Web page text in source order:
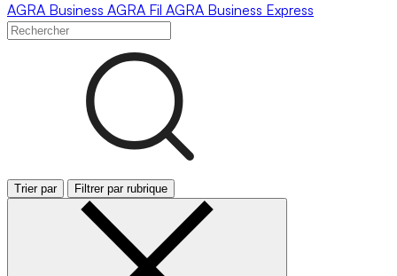
AGRA Business AGRA Fil AGRA Business Express
Trier par Filtrer par rubrique